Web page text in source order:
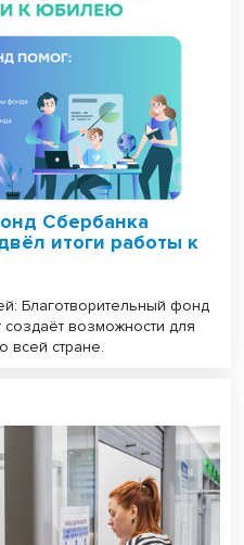
Сбербанка
итоги работы к
Благотворительный фонд
возможности для
всей стране.